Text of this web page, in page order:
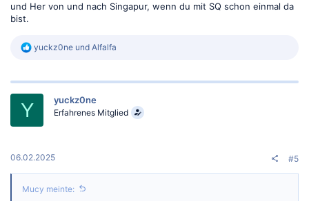
und Her von und nach Singapur, wenn du mit SQ schon einmal da
bist.
R
k
i
:
yuckz0ne und Alfalfa
Y yuckz0ne
Erfahrenes Mitglied
06.02.2025 #5
Mucy meinte: